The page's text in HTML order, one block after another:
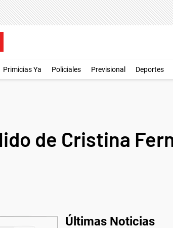
Primicias Ya Policiales Previsional Deportes
de Cristina
Últimas Noticias